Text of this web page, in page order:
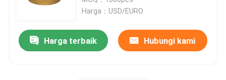
Harga：USD/EURO
Harga terbaik Hubungi kami